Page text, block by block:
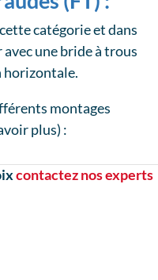
catégorie et dans
une bride à trous
horizontale.
montages
plus) :
contactez nos experts